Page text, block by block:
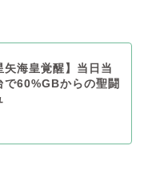
矢海皇覚醒】当日当
で60%GBからの聖闘